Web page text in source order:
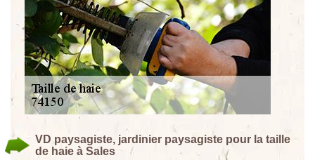
VD paysagiste, jardinier paysagiste pour la taille
de haie à Sales